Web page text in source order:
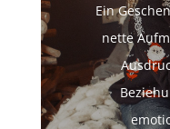
Ein
nette